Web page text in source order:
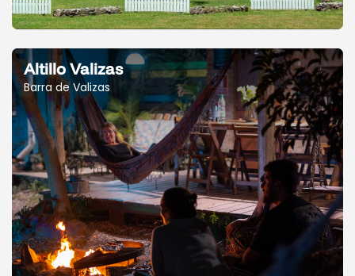
Altillo Valizas
Barra de Valizas